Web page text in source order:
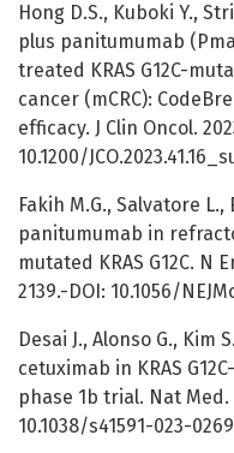
Hong D.S., Kuboki Y.,
plus panitumumab
treated KRAS G12C-
cancer (mCRC):
efficacy. J Clin Oncol.
10.1200/
Fakih M.G., Salvatore
panitumumab in
mutated KRAS G12C. N
2139.-DOI: 10.1056/
Desai J., Alonso G., Kim
cetuximab in KRAS
phase 1b trial. Nat Med.
10.1038/s41591-023-